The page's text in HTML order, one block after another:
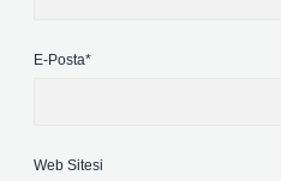
E-Posta*
Web Sitesi